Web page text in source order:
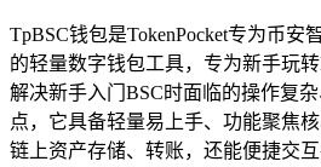
TpBSC钱包是TokenPocket专为币安
的轻量数字钱包工具，专为新手玩
解决新手入门BSC时面临的操作复
点，它具备轻量易上手、功能聚焦
链上资产存储、转账，还能便捷交